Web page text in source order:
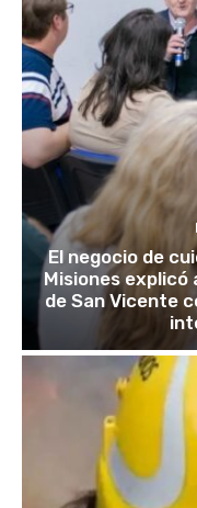
El negocio de
Misiones
de San Vicente